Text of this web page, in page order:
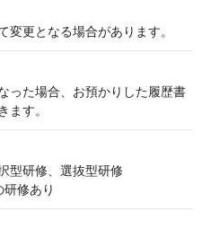
更となる場合があります。
った場合、お預かりした履歴書
ます。
型研修、選抜型研修
研修あり